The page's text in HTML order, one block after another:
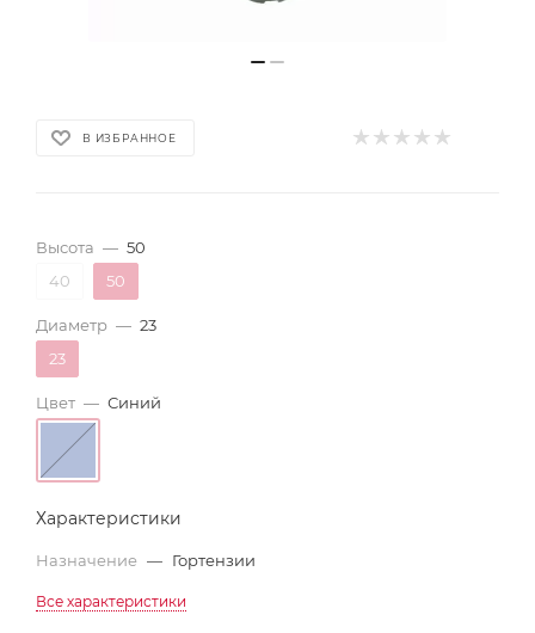
В ИЗБРАННОЕ
Высота — 50
40
50
Диаметр — 23
23
Цвет — Синий
Характеристики
Назначение — Гортензии
Все характеристики